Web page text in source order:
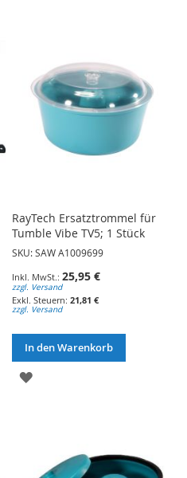
RayTech Ersatztrommel für
Tumble Vibe TV5; 1 Stück
SKU: SAW A1009699
25,95 €
zzgl. Versand
21,81 €
zzgl. Versand
In den Warenkorb
ZUR